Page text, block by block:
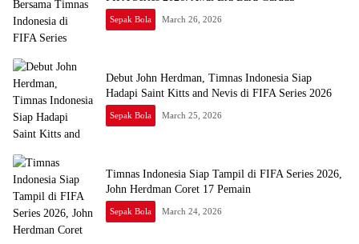
Sepak Bola March 26, 2026
Debut John Herdman, Timnas Indonesia Siap
Hadapi Saint Kitts and Nevis di FIFA Series 2026
Sepak Bola March 25, 2026
Timnas Indonesia Siap Tampil di FIFA Series 2026,
John Herdman Coret 17 Pemain
Sepak Bola March 24, 2026